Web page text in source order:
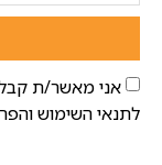
אני מאשר/ת
לתנאי השימוש